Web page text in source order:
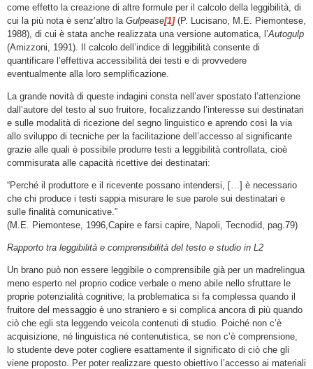
come effetto la creazione di altre formule per il calcolo della leggibilità, di
cui la più nota è senz’altro la Gulpease[1] (P. Lucisano, M.E. Piemontese,
1988), di cui è stata anche realizzata una versione automatica, l’Autogulp
(Amizzoni, 1991). Il calcolo dell’indice di leggibilità consente di
quantificare l’effettiva accessibilità dei testi e di provvedere
eventualmente alla loro semplificazione.
La grande novità di queste indagini consta nell’aver spostato l’attenzione
dall’autore del testo al suo fruitore, focalizzando l’interesse sui destinatari
e sulle modalità di ricezione del segno linguistico e aprendo così la via
allo sviluppo di tecniche per la facilitazione dell’accesso al significante
grazie alle quali è possibile produrre testi a leggibilità controllata, cioè
commisurata alle capacità ricettive dei destinatari:
“Perché il produttore e il ricevente possano intendersi, […] è necessario
che chi produce i testi sappia misurare le sue parole sui destinatari e
sulle finalità comunicative.”
(M.E. Piemontese, 1996,Capire e farsi capire, Napoli, Tecnodid, pag.79)
Rapporto tra leggibilità e comprensibilità del testo e studio in L2
Un brano può non essere leggibile o comprensibile già per un madrelingua
meno esperto nel proprio codice verbale o meno abile nello sfruttare le
proprie potenzialità cognitive; la problematica si fa complessa quando il
fruitore del messaggio è uno straniero e si complica ancora di più quando
ciò che egli sta leggendo veicola contenuti di studio. Poiché non c’è
acquisizione, né linguistica né contenutistica, se non c’è comprensione,
lo studente deve poter cogliere esattamente il significato di ciò che gli
viene proposto. Per poter realizzare questo obiettivo l’accesso ai materiali